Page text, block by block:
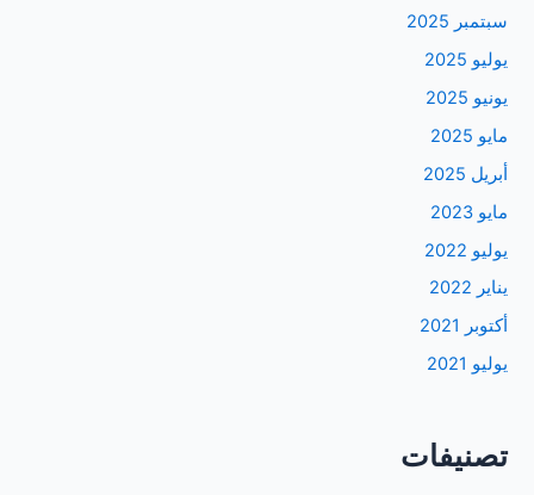
سبتمبر 2025
يوليو 2025
يونيو 2025
مايو 2025
أبريل 2025
مايو 2023
يوليو 2022
يناير 2022
أكتوبر 2021
يوليو 2021
تصنيفات